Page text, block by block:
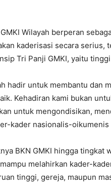
Wilayah berperan
kaderisasi secara
Tri Panji GMKI, yaitu
hadir untuk membantu dan
Kehadiran kami bukan
untuk mengondisikan,
kader nasionalis-oikumenis
BKN GMKI hingga tingkat
melahirkan kader-
tinggi, gereja, maupun